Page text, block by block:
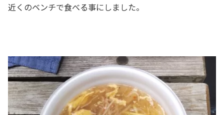
近くのベンチで食べる事にしました。